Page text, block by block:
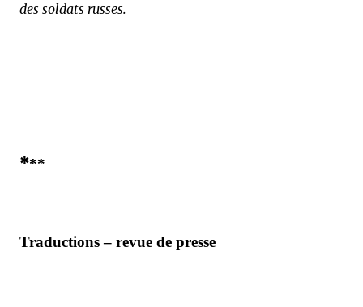
des soldats russes.
***
Traductions – revue de presse